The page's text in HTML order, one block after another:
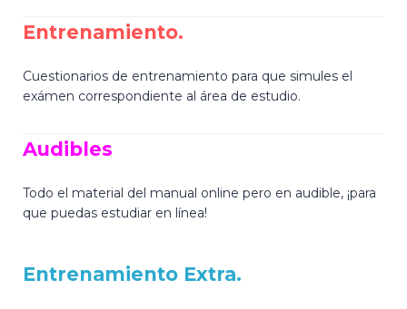
Entrenamiento.
Cuestionarios de entrenamiento para que simules el
exámen correspondiente al área de estudio.
Audibles
Todo el material del manual online pero en audible, ¡para
que puedas estudiar en línea!
Entrenamiento Extra.